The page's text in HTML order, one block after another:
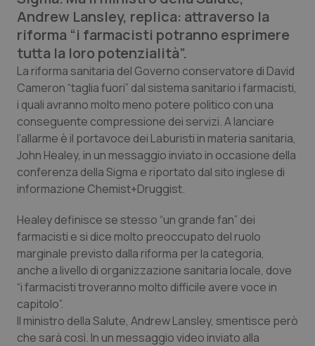
Professionisti Sanitari.AI
Abruzzo
Basilicata
Calabria
Campania
Friuli Venezia Giulia
Lazio
Liguria
QS Pro Gold
Artrite & artrosi
Asma & BPCO
Car-T
Dermatite Atopica
Diabete & glucometri
Disturbi dell’umore
QS Club Newsletter
Andrew Lansley, replica: attraverso la
riforma “i farmacisti potranno esprimere
tutta la loro potenzialità”.
La riforma sanitaria del Governo conservatore di David
Cameron “taglia fuori” dal sistema sanitario i farmacisti,
i quali avranno molto meno potere politico con una
conseguente compressione dei servizi. A lanciare
l’allarme è il portavoce dei Laburisti in materia sanitaria,
John Healey, in un messaggio inviato in occasione della
conferenza della Sigma e riportato dal sito inglese di
informazione Chemist+Druggist.
Healey definisce se stesso “un grande fan” dei
farmacisti e si dice molto preoccupato del ruolo
marginale previsto dalla riforma per la categoria,
anche a livello di organizzazione sanitaria locale, dove
“i farmacisti troveranno molto difficile avere voce in
capitolo”.
Il ministro della Salute, Andrew Lansley, smentisce però
che sarà così. In un messaggio video inviato alla